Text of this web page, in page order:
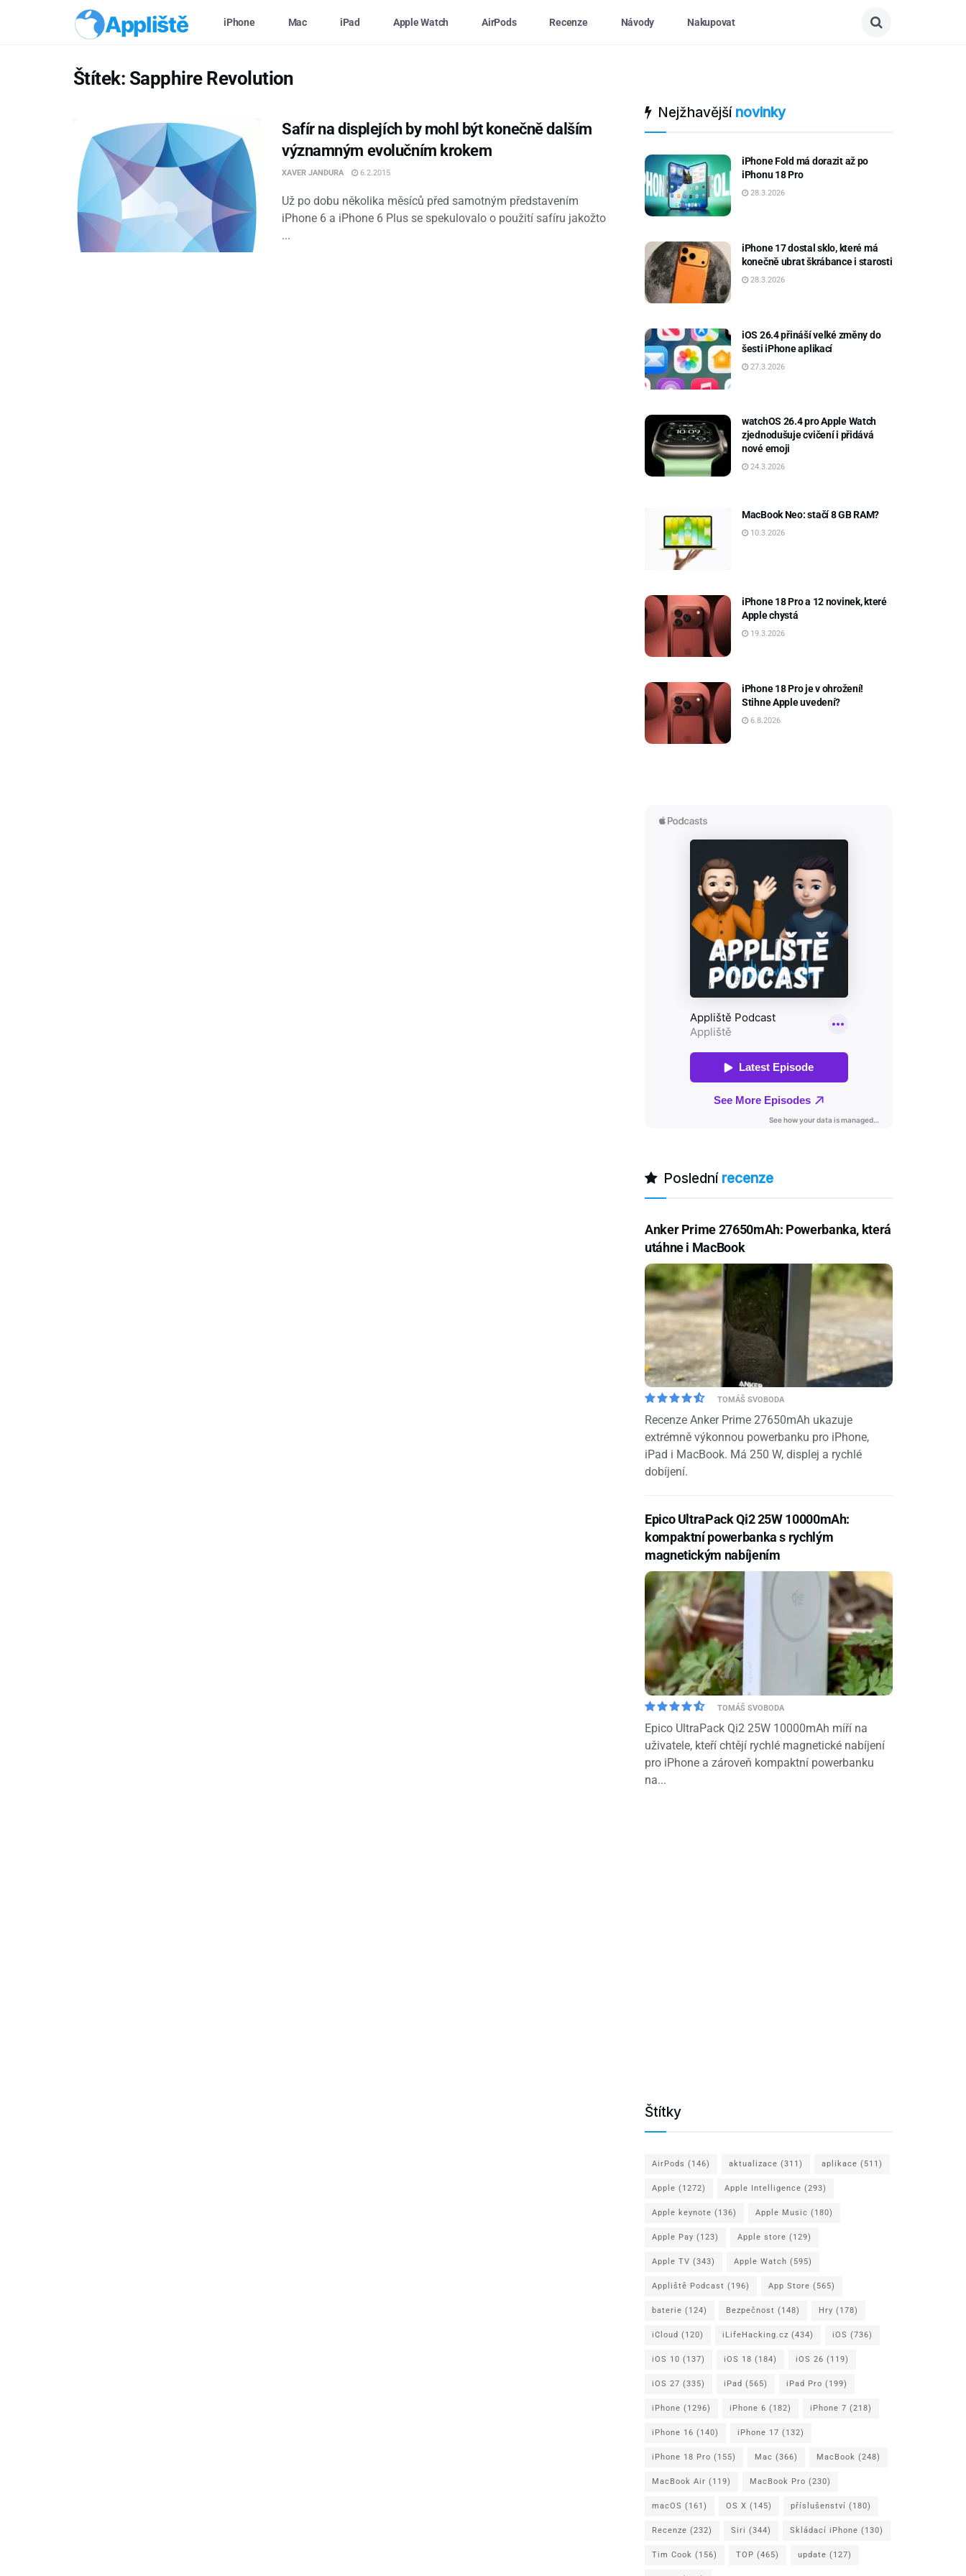
Appliště iPhone Mac iPad Apple Watch AirPods Recenze Návody Nakupovat
Štítek: Sapphire Revolution
Safír na displejích by mohl být konečně dalším
významným evolučním krokem
XAVER JANDURA 6.2.2015
Už po dobu několika měsíců před samotným představením
iPhone 6 a iPhone 6 Plus se spekulovalo o použití safíru jakožto
...
Nejžhavějšínovinky
iPhone Fold má dorazit až po
iPhonu 18 Pro
28.3.2026
iPhone 17 dostal sklo, které má
konečně ubrat škrábance i starosti
28.3.2026
iOS 26.4 přináší velké změny do
šesti iPhone aplikací
27.3.2026
watchOS 26.4 pro Apple Watch
zjednodušuje cvičení i přidává
nové emoji
24.3.2026
MacBook Neo: stačí 8 GB RAM?
10.3.2026
iPhone 18 Pro a 12 novinek, které
Apple chystá
19.3.2026
iPhone 18 Pro je v ohrožení!
Stihne Apple uvedení?
6.8.2026
Poslední recenze
Anker Prime 27650mAh: Powerbanka, která
utáhne i MacBook
TOMÁŠ SVOBODA
Recenze Anker Prime 27650mAh ukazuje
extrémně výkonnou powerbanku pro iPhone,
iPad i MacBook. Má 250 W, displej a rychlé
dobíjení.
Epico UltraPack Qi2 25W 10000mAh:
kompaktní powerbanka s rychlým
magnetickým nabíjením
TOMÁŠ SVOBODA
Epico UltraPack Qi2 25W 10000mAh míří na
uživatele, kteří chtějí rychlé magnetické nabíjení
pro iPhone a zároveň kompaktní powerbanku
na...
Štítky
AirPods (146) aktualizace (311) aplikace (511)
Apple (1272) Apple Intelligence (293)
Apple keynote (136) Apple Music (180)
Apple Pay (123) Apple store (129)
Apple TV (343) Apple Watch (595)
Appliště Podcast (196) App Store (565)
baterie (124) Bezpečnost (148) Hry (178)
iCloud (120) iLifeHacking.cz (434) iOS (736)
iOS 10 (137) iOS 18 (184) iOS 26 (119)
iOS 27 (335) iPad (565) iPad Pro (199)
iPhone (1296) iPhone 6 (182) iPhone 7 (218)
iPhone 16 (140) iPhone 17 (132)
iPhone 18 Pro (155) Mac (366) MacBook (248)
MacBook Air (119) MacBook Pro (230)
macOS (161) OS X (145) příslušenství (180)
Recenze (232) Siri (344) Skládací iPhone (130)
Tim Cook (156) TOP (465) update (127)